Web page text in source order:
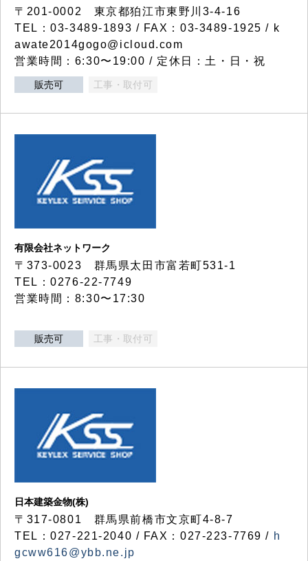
〒201-0002 東京都狛江市東野川3-4-16
TEL：03-3489-1893 / FAX：03-3489-1925 / k
awate2014gogo@icloud.com
営業時間：6:30〜19:00 / 定休日：土・日・祝
販売可 工事・取付可
有限会社ネットワーク
〒373-0023 群馬県太田市富若町531-1
TEL：0276-22-7749
営業時間：8:30〜17:30
販売可 工事・取付可
日本建築金物(株)
〒317‐0801 群馬県前橋市文京町4-8-7
TEL：027-221-2040 / FAX：027-223-7769 / h
gcww616@ybb.ne.jp